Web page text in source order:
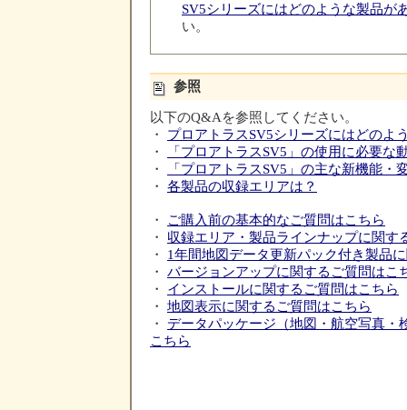
SV5シリーズにはどのような製品が
い。
参照
以下のQ&Aを参照してください。
・ プロアトラスSV5シリーズにはどのよ
・
「プロアトラスSV5」の使用に必要な
・
「プロアトラスSV5」の主な新機能・
・ 各製品の収録エリアは？
・
ご購入前の基本的なご質問はこちら
・ 収録エリア・製品ラインナップに関す
・ 1年間地図データ更新パック付き製品
・ バージョンアップに関するご質問はこ
・ インストールに関するご質問はこちら
・ 地図表示に関するご質問はこちら
・ データパッケージ（地図・航空写真
こちら